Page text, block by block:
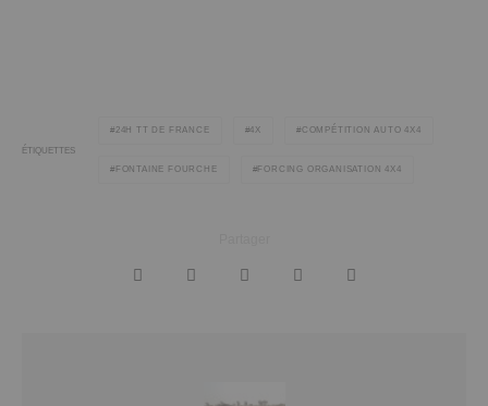
ÉTIQUETTES
24H TT DE FRANCE 4X COMPÉTITION AUTO 4X4
FONTAINE FOURCHE FORCING ORGANISATION 4X4